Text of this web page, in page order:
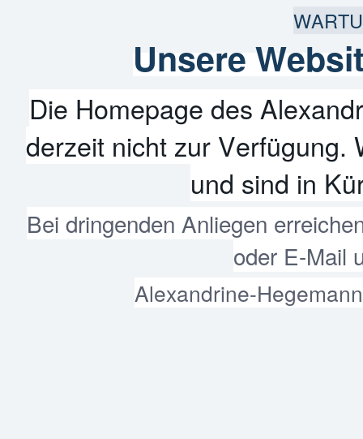
Unsere
Die Homepage des
derzeit nicht zur Verfügung.
und sind in
Bei dringenden Anliegen
oder E-Mail
Alexandrine-